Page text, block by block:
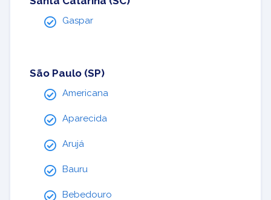
Gaspar
São Paulo (SP)
Americana
Aparecida
Arujá
Bauru
Bebedouro